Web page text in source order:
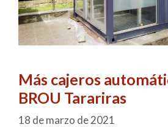
Más cajeros
BROU Tarariras
18 de marzo de 2021